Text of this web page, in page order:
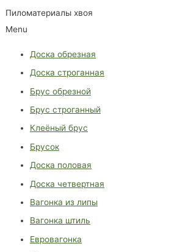
Пиломатериалы хвоя
Menu
Доска обрезная
Доска строганная
Брус обрезной
Брус строганный
Клеёный брус
Брусок
Доска половая
Доска четвертная
Вагонка из липы
Вагонка штиль
Евровагонка